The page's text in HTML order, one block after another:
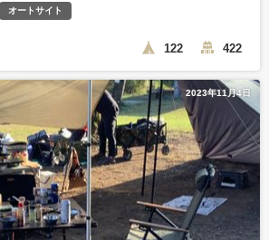
オートサイト
122 422
2023年11月4日